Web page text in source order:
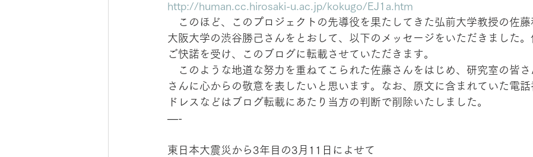
http://human.cc.hirosaki-u.ac.jp/kokugo/EJ1a.htm
このほど、このプロジェクトの先導役を果たしてきた弘前大学教授の佐藤
大阪大学の渋谷勝己さんをとおして、以下のメッセージをいただきました
ご快諾を受け、このブログに転載させていただきます。
このような地道な努力を重ねてこられた佐藤さんをはじめ、研究室の皆さ
さんに心からの敬意を表したいと思います。なお、原文に含まれていた電
ドレスなどはブログ転載にあたり当方の判断で削除いたしました。
—-
東日本大震災から3年目の3月11日によせて